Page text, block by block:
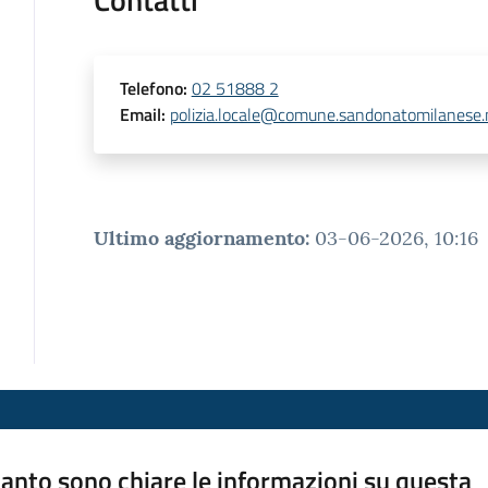
Telefono: 02 51888 2
Email:
Ultimo aggiornamento: 03-06-2026, 10:16
sono chiare le informazioni su questa